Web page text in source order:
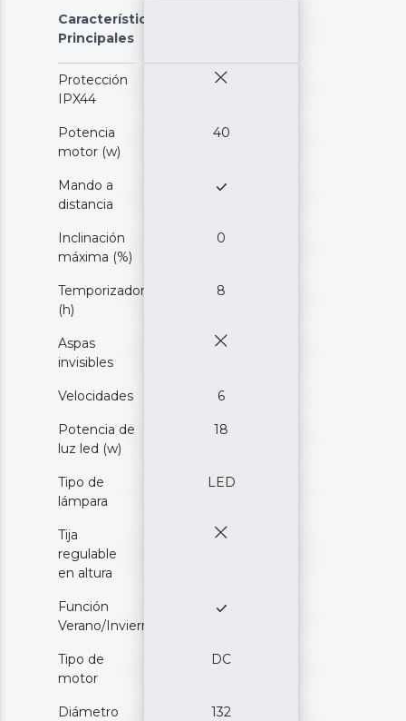
Características
Principales
Protección
IPX44
Potencia
motor (w)
40
Mando a
distancia
Inclinación
máxima (%)
0
Temporizador
(h)
8
Aspas
invisibles
Velocidades 6
Potencia de
luz led (w)
18
Tipo de
lámpara
LED
Tija
regulable
en altura
Función
Verano/Invierno
Tipo de
motor
DC
Diámetro
132